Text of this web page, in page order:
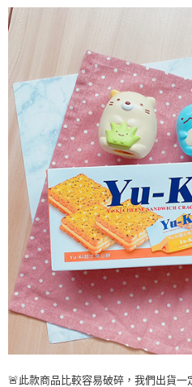
🚨此款商品比較容易破碎，我們出貨